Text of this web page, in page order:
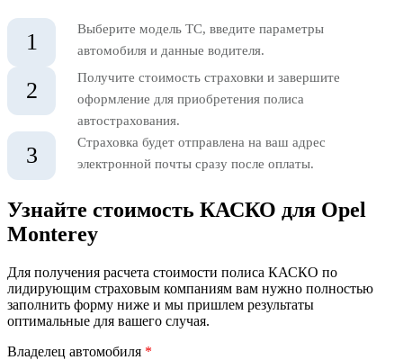
1
Выберите модель ТС, введите параметры
автомобиля и данные водителя.
2
Получите стоимость страховки и завершите
оформление для приобретения полиса
автострахования.
3
Страховка будет отправлена на ваш адрес
электронной почты сразу после оплаты.
Узнайте стоимость КАСКО для Opel
Monterey
Для получения расчета стоимости полиса КАСКО по
лидирующим страховым компаниям вам нужно полностью
заполнить форму ниже и мы пришлем результаты
оптимальные для вашего случая.
Владелец автомобиля *